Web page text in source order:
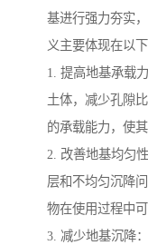
基进行强力夯实
义主要体现在以下
1. 提高地基承载
土体，减少孔隙
的承载能力，使
2. 改善地基均匀
层和不均匀沉降
物在使用过程中
3. 减少地基沉降